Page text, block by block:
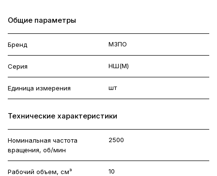
Общие параметры
Бренд МЗПО
Серия НШ(М)
Единица измерения шт
Технические характеристики
Номинальная частота
вращения, об/мин
2500
Рабочий объем, см³ 10